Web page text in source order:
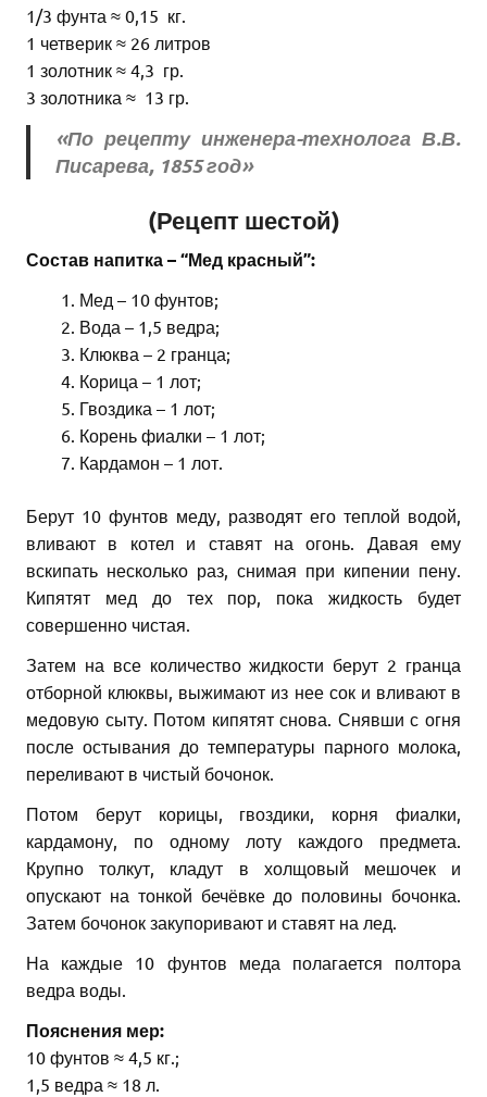
1/3 фунта ≈ 0,15 кг.
1 четверик ≈ 26 литров
1 золотник ≈ 4,3 гр.
3 золотника ≈ 13 гр.
«По рецепту инженера-технолога В.В.
Писарева, 1855 год»
(Рецепт шестой)
Состав напитка – “Мед красный”:
Мед – 10 фунтов;
Вода – 1,5 ведра;
Клюква – 2 гранца;
Корица – 1 лот;
Гвоздика – 1 лот;
Корень фиалки – 1 лот;
Кардамон – 1 лот.
Берут 10 фунтов меду, разводят его теплой водой,
вливают в котел и ставят на огонь. Давая ему
вскипать несколько раз, снимая при кипении пену.
Кипятят мед до тех пор, пока жидкость будет
совершенно чистая.
Затем на все количество жидкости берут 2 гранца
отборной клюквы, выжимают из нее сок и вливают в
медовую сыту. Потом кипятят снова. Снявши с огня
после остывания до температуры парного молока,
переливают в чистый бочонок.
Потом берут корицы, гвоздики, корня фиалки,
кардамону, по одному лоту каждого предмета.
Крупно толкут, кладут в холщовый мешочек и
опускают на тонкой бечёвке до половины бочонка.
Затем бочонок закупоривают и ставят на лед.
На каждые 10 фунтов меда полагается полтора
ведра воды.
Пояснения мер:
10 фунтов ≈ 4,5 кг.;
1,5 ведра ≈ 18 л.